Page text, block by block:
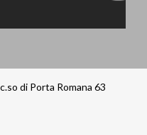
di Porta Romana 63